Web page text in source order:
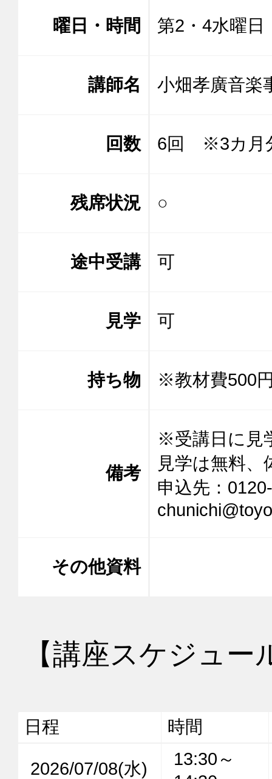
曜日・時間 第2・4水曜
講師名 小畑孝廣音
回数 6回 ※3カ月
残席状況 ○
途中受講 可
見学 可
持ち物 ※教材費500
備考
※受講日に見
見学は無料、
申込先：
その他資料
【講座スケジュー
日程 時間
2026/07/08(水)
13:30～